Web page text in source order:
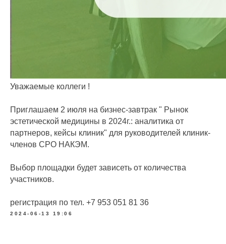
Уважаемые коллеги !
Приглашаем 2 июля на бизнес-завтрак " Рынок
эстетической медицины в 2024г.: аналитика от
партнеров, кейсы клиник" для руководителей клиник-
членов СРО НАКЭМ.
Выбор площадки будет зависеть от количества
участников.
регистрация по тел. +7 953 051 81 36
2024-06-13 19:06